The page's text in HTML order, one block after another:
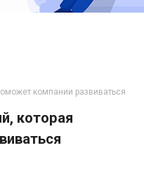
компании развиваться
которая